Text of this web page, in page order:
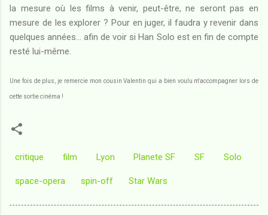
la mesure où les films à venir, peut-être, ne seront pas en
mesure de les explorer ? Pour en juger, il faudra y revenir dans
quelques années... afin de voir si Han Solo est en fin de compte
resté lui-même.
Une fois de plus, je remercie mon cousin Valentin qui a bien voulu m'accompagner lors de
cette sortie cinéma !
critique film Lyon Planete SF SF Solo
space-opera spin-off Star Wars